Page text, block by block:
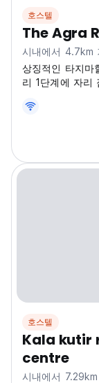
호스텔
The Agra
시내에서 4.7km
상징적인 타지마
리 1단계에 자리
Road에 있는 아
아그라를 경험
에 세계 불가사
리트리트는 아
활기차고 환영하
호스텔
Kala kutir
centre
시내에서 7.29km